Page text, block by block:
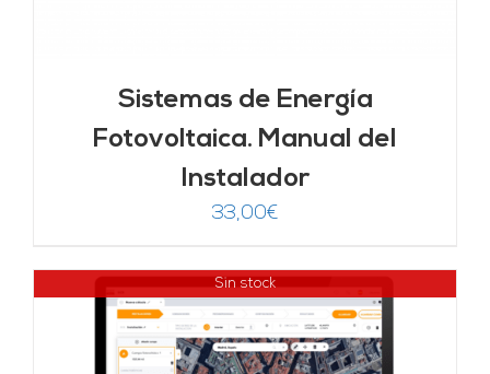
Sistemas de Energía
Fotovoltaica. Manual del
Instalador
33,00€
Sin stock